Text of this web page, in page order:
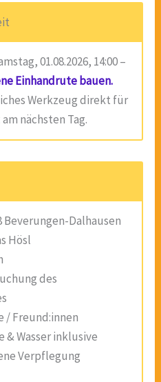
01.08.2026, 14:00 –
Einhandrute bauen.
Werkzeug direkt für
nächsten Tag.
Beverungen-Dalhausen
Hösl
des
/ Freund:innen
& Wasser inklusive
Verpflegung